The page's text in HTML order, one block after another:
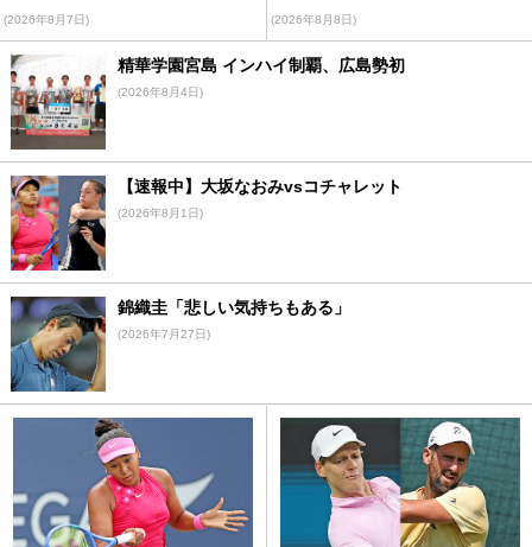
(2026年8月7日) (2026年8月8日)
精華学園宮島 インハイ制覇、広島勢初
(2026年8月4日)
【速報中】大坂なおみvsコチャレット
(2026年8月1日)
錦織圭「悲しい気持ちもある」
(2026年7月27日)